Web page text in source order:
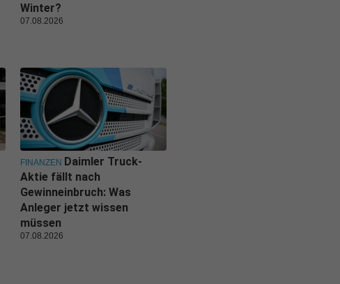
Winter?
07.08.2026
FINANZEN Daimler Truck-
Aktie fällt nach
Gewinneinbruch: Was
Anleger jetzt wissen
müssen
07.08.2026